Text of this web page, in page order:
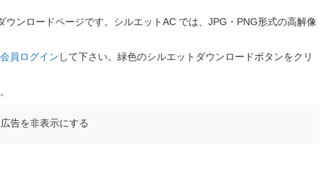
ンロードページです。シルエットAC では、JPG・PNG形式の高解像
員ログイン して下さい。緑色のシルエットダウンロードボタンをクリ
広告を非表示にする